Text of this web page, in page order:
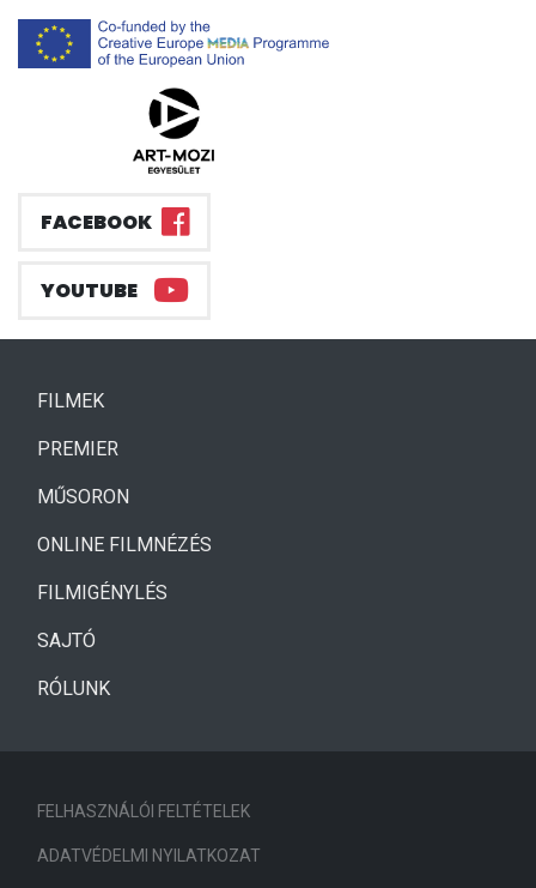
FACEBOOK
YOUTUBE
FILMEK(CURRENT)
PREMIER
MŰSORON
ONLINE FILMNÉZÉS
FILMIGÉNYLÉS
SAJTÓ
RÓLUNK
FELHASZNÁLÓI FELTÉTELEK
ADATVÉDELMI NYILATKOZAT